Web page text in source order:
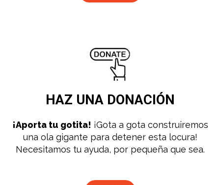
HAZ UNA DONACIÓN
¡Aporta tu gotita! ¡Gota a gota construiremos
una ola gigante para detener esta locura!
Necesitamos tu ayuda, por pequeña que sea.